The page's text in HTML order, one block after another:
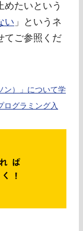
めたいという
い 」というネ
てご参照くだ
ン）」について学
ログラミング入